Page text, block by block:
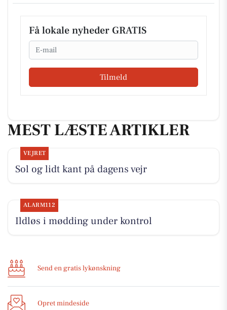
Få lokale nyheder GRATIS
Email
Tilmeld
MEST LÆSTE ARTIKLER
VEJRET
Sol og lidt kant på dagens vejr
ALARM112
Ildløs i mødding under kontrol
Send en gratis lykønskning
Opret mindeside